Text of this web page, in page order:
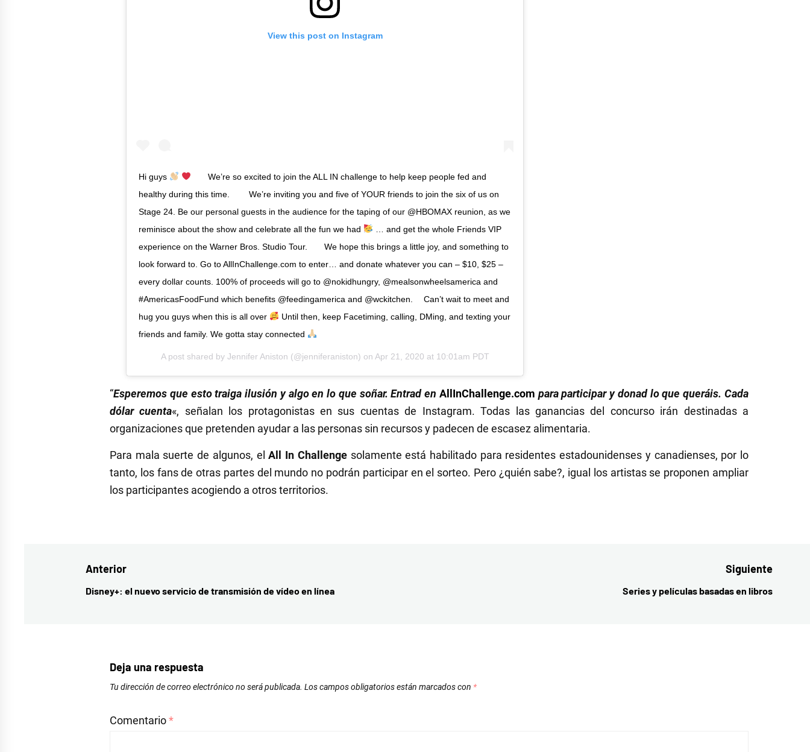
View this post on Instagram
Hi guys
⠀ ⠀ We’re so excited to join the ALL IN challenge to help keep people fed and
healthy during this time. ⠀ ⠀ We’re inviting you and five of YOUR friends to join the six of us on
Stage 24. Be our personal guests in the audience for the taping of our @HBOMAX reunion, as we
reminisce about the show and celebrate all the fun we had
… and get the whole Friends VIP
experience on the Warner Bros. Studio Tour.⠀ ⠀ We hope this brings a little joy, and something to
look forward to. Go to AllInChallenge.com to enter… and donate whatever you can – $10, $25 –
every dollar counts. 100% of proceeds will go to @nokidhungry, @mealsonwheelsamerica and
#AmericasFoodFund which benefits @feedingamerica and @wckitchen. ⠀ Can’t wait to meet and
hug you guys when this is all over
Until then, keep Facetiming, calling, DMing, and texting your
friends and family. We gotta stay connected
A post shared by Jennifer Aniston (@jenniferaniston) on Apr 21, 2020 at 10:01am PDT
“Esperemos que esto traiga ilusión y algo en lo que soñar. Entrad en AllInChallenge.com para participar y donad lo que queráis. Cada
dólar cuenta«, señalan los protagonistas en sus cuentas de Instagram. Todas las ganancias del concurso irán destinadas a
organizaciones que pretenden ayudar a las personas sin recursos y padecen de escasez alimentaria.
Para mala suerte de algunos, elAll In Challenge solamente está habilitado para residentes estadounidenses y canadienses, por lo
tanto, los fans de otras partes del mundo no podrán participar en el sorteo. Pero ¿quién sabe?, igual los artistas se proponen ampliar
los participantes acogiendo a otros territorios.
series
series
Navegación
de
Anterior
Entrada
Disney+: el nuevo servicio de transmisión de vídeo en línea
Siguiente
Entrada
Series y películas basadas en libros
Deja una respuesta
Tu dirección de correo electrónico no será publicada. Los campos obligatorios están marcados con *
Comentario*